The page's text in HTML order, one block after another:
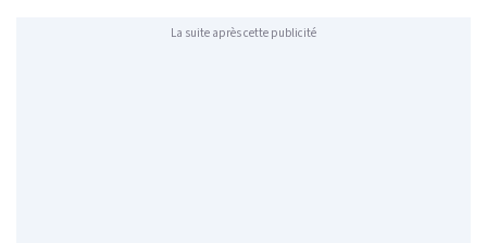
La suite après cette publicité